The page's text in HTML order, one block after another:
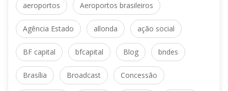
aeroporto Aeroportos brasileiro
Agência Estado allonda ação social
BF capital bfcapital Blog bnde
Brasília Broadcast Concessão